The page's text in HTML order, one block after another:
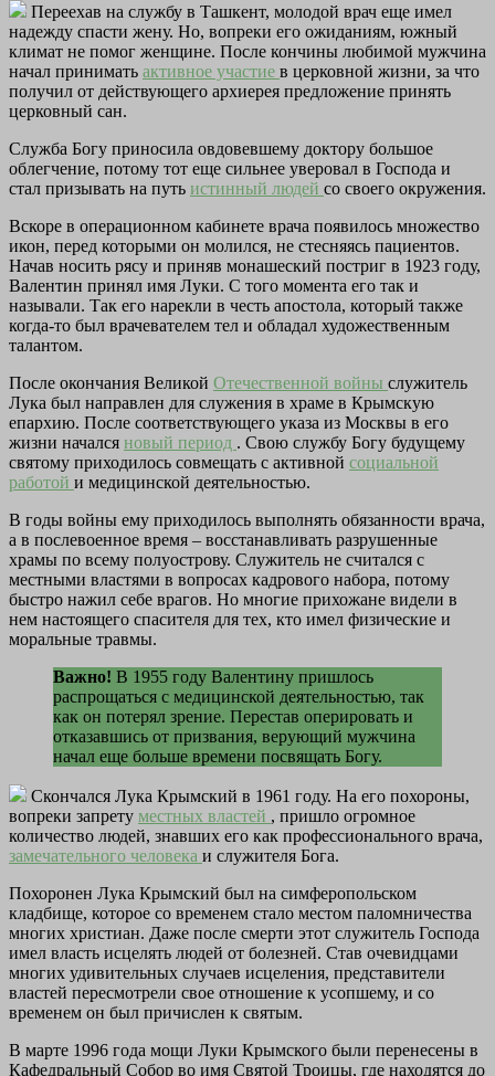
Переехав на службу в Ташкент, молодой врач еще имел
надежду спасти жену. Но, вопреки его ожиданиям, южный
климат не помог женщине. После кончины любимой мужчина
начал принимать активное участие в церковной жизни, за что
получил от действующего архиерея предложение принять
церковный сан.
Служба Богу приносила овдовевшему доктору большое
облегчение, потому тот еще сильнее уверовал в Господа и
стал призывать на путь истинный людей со своего окружения.
Вскоре в операционном кабинете врача появилось множество
икон, перед которыми он молился, не стесняясь пациентов.
Начав носить рясу и приняв монашеский постриг в 1923 году,
Валентин принял имя Луки. С того момента его так и
называли. Так его нарекли в честь апостола, который также
когда-то был врачевателем тел и обладал художественным
талантом.
После окончания Великой Отечественной войны служитель
Лука был направлен для служения в храме в Крымскую
епархию. После соответствующего указа из Москвы в его
жизни начался новый период . Свою службу Богу будущему
святому приходилось совмещать с активной социальной
работой и медицинской деятельностью.
В годы войны ему приходилось выполнять обязанности врача,
а в послевоенное время – восстанавливать разрушенные
храмы по всему полуострову. Служитель не считался с
местными властями в вопросах кадрового набора, потому
быстро нажил себе врагов. Но многие прихожане видели в
нем настоящего спасителя для тех, кто имел физические и
моральные травмы.
Важно! В 1955 году Валентину пришлось
распрощаться с медицинской деятельностью, так
как он потерял зрение. Перестав оперировать и
отказавшись от призвания, верующий мужчина
начал еще больше времени посвящать Богу.
Скончался Лука Крымский в 1961 году. На его похороны,
вопреки запрету местных властей , пришло огромное
количество людей, знавших его как профессионального врача,
замечательного человека и служителя Бога.
Похоронен Лука Крымский был на симферопольском
кладбище, которое со временем стало местом паломничества
многих христиан. Даже после смерти этот служитель Господа
имел власть исцелять людей от болезней. Став очевидцами
многих удивительных случаев исцеления, представители
властей пересмотрели свое отношение к усопшему, и со
временем он был причислен к святым.
В марте 1996 года мощи Луки Крымского были перенесены в
Кафедральный Собор во имя Святой Троицы, где находятся до